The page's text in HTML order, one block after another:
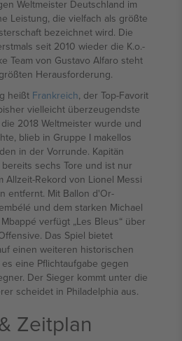
Weltmeister Deutschland im
Leistung, die vielfach als größte
bezeichnet wird. Die
seit 2010 wieder die K.o.-
Team von Gustavo Alfaro steht
Herausforderung.
heißt Frankreich, der Top-Favorit
vielleicht überzeugendste
2018 Weltmeister wurde und
blieb in Gruppe I makellos
in der Vorrunde. Kapitän
sechs Tore und ist nur
Allzeit-Rekord von Lionel Messi
entfernt. Mit Ballon d'Or-
und dem starken Michael
verfügt „Les Bleus“ über
Das Spiel bietet
einen weiteren historischen
eine Pflichtaufgabe gegen
Der Sieger kommt unter die
scheidet in Philadelphia aus.
Zeitplan